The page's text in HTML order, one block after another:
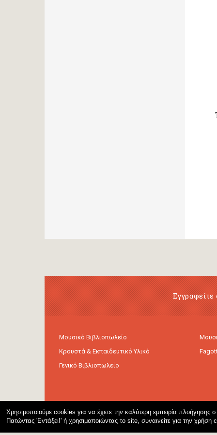
Χρησιμοποιούμε cookies για να έχετε την καλύτερη εμπειρία πλοήγησης
Πατώντας 'Εντάξει!' ή χρησιμοποιώντας το site, συναινείτε για την
Μουσικό Βιβλιοπωλείο
Κρουστά & Εκπαιδευτικό Υλικό
Γενικό Βιβλιοπωλείο